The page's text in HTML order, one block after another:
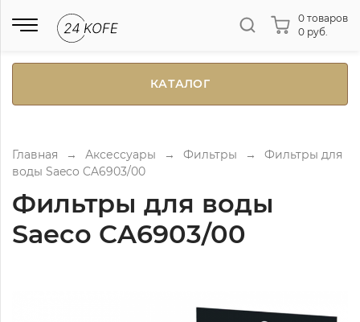
0 товаров
0 руб.
КАТАЛОГ
Главная → Аксессуары → Фильтры →
Фильтры для
воды Saeco CA6903/00
Фильтры для воды
Saeco CA6903/00